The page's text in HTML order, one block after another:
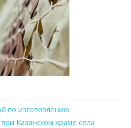
по изготовлению
Казанском храме села